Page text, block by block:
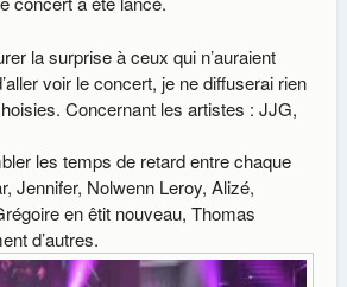
la surprise à ceux qui n’auraient
voir le concert, je ne diffuserai rien
Concernant les artistes : JJG,
les temps de retard entre chaque
Jennifer, Nolwenn Leroy, Alizé,
en êtit nouveau, Thomas
d’autres.